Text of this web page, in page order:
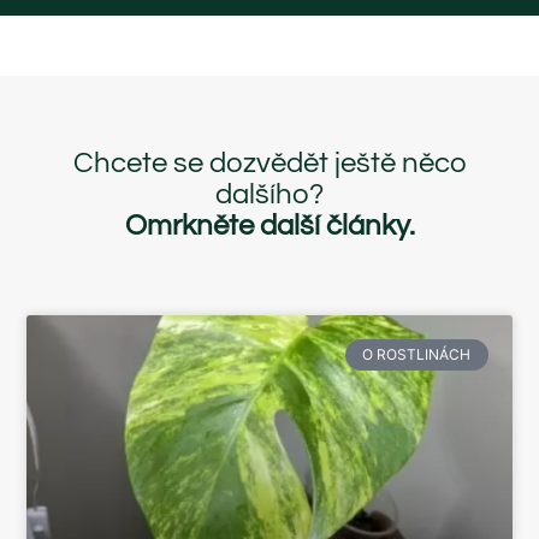
Chcete se dozvědět ještě něco
dalšího?
Omrkněte další články.
O ROSTLINÁCH